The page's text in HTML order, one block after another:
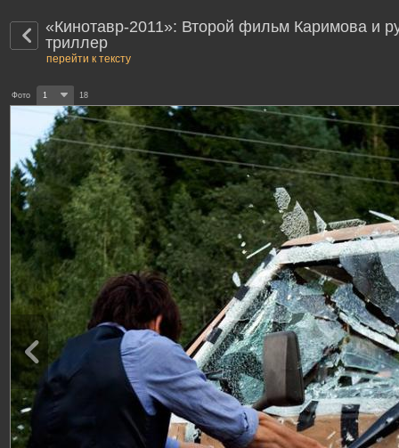
«Кинотавр-2011»: Второй фильм Каримова и
триллер
перейти к тексту
Фото 1 18